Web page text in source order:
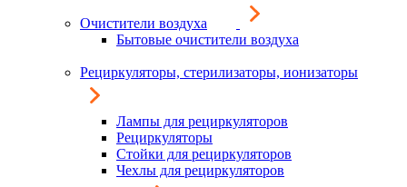
Очистители воздуха
Бытовые очистители воздуха
Рециркуляторы, стерилизаторы, ионизаторы
Лампы для рециркуляторов
Рециркуляторы
Стойки для рециркуляторов
Чехлы для рециркуляторов